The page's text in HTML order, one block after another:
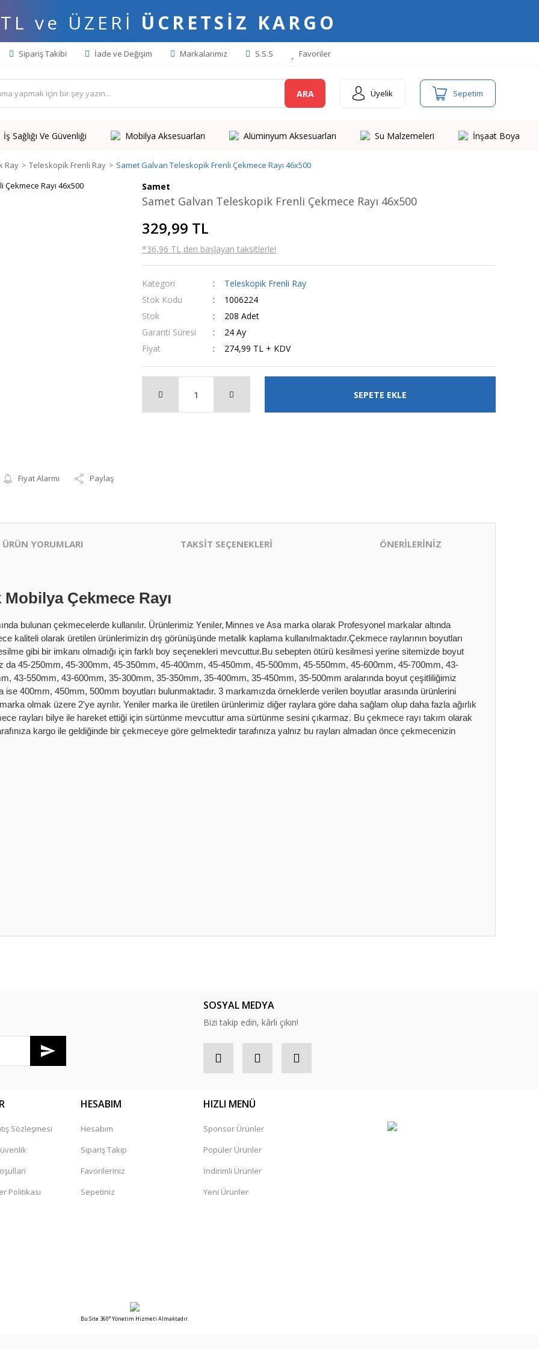
ve ÜZERİ ÜCRETSİZ KARGO
Sipariş Takibi İade ve Değişim Markalarımız S.S.S Favoriler
ARA Üyelik Sepetim
İş Sağlığı Ve Güvenliği Mobilya Aksesuarları Alüminyum Aksesuarları Su Malzemeleri İnşaat Boya
Ray Teleskopik Frenli Ray Samet Galvan Teleskopik Frenli Çekmece Rayı 46x500
Fiyat Alarmı Paylaş
Samet
Samet Galvan Teleskopik Frenli Çekmece Rayı 46x500
329,99 TL
*36,96 TL den başlayan taksitlerle!
Kategori
Teleskopik Frenli Ray
Stok Kodu
1006224
Stok
208 Adet
Garanti Süresi
24 Ay
Fiyat
274,99 TL + KDV
SEPETE EKLE
ÜRÜN YORUMLARI TAKSİT SEÇENEKLERİ ÖNERİLERİNİZ
Çekmece Rayı
bulunan çekmecelerde kullanılır. Ürünlerimiz Yeniler, Minnes ve Asa marka olarak Profesyonel markalar altında
kaliteli olarak üretilen ürünlerimizin dış görünüşünde metalik kaplama kullanılmaktadır.Çekmece raylarının boyutları
gibi bir imkanı olmadığı için farklı boy seçenekleri mevcuttur.Bu sebepten ötürü kesilmesi yerine sitemizde boyut
da 45-250mm, 45-300mm, 45-350mm, 45-400mm, 45-450mm, 45-500mm, 45-550mm, 45-600mm, 45-700mm, 43-
43-550mm, 43-600mm, 35-300mm, 35-350mm, 35-400mm, 35-450mm, 35-500mm aralarında boyut çeşitliliğimiz
ise 400mm, 450mm, 500mm boyutları bulunmaktadır. 3 markamızda örneklerde verilen boyutlar arasında ürünlerini
olmak üzere 2'ye ayrılır. Yeniler marka ile üretilen ürünlerimiz diğer raylara göre daha sağlam olup daha fazla ağırlık
rayları bilye ile hareket ettiği için sürtünme mevcuttur ama sürtünme sesini çıkarmaz. Bu çekmece rayı takım olarak
kargo ile geldiğinde bir çekmeceye göre gelmektedir tarafınıza yalnız bu rayları almadan önce çekmecenizin
SOSYAL MEDYA
Bizi takip edin, kârlı çıkın!
Sözleşmesi
Politikası
HESABIM
Hesabım
Sipariş Takip
Favorileriniz
Sepetiniz
HIZLI MENÜ
Sponsor Ürünler
Popüler Ürünler
İndirimli Ürünler
Yeni Ürünler
Bu Site 360° Yönetim Hizmeti Almaktadır.